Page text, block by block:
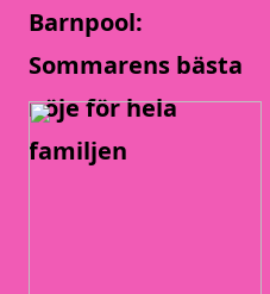
Barnpool:
Sommarens bästa
nöje för hela
familjen